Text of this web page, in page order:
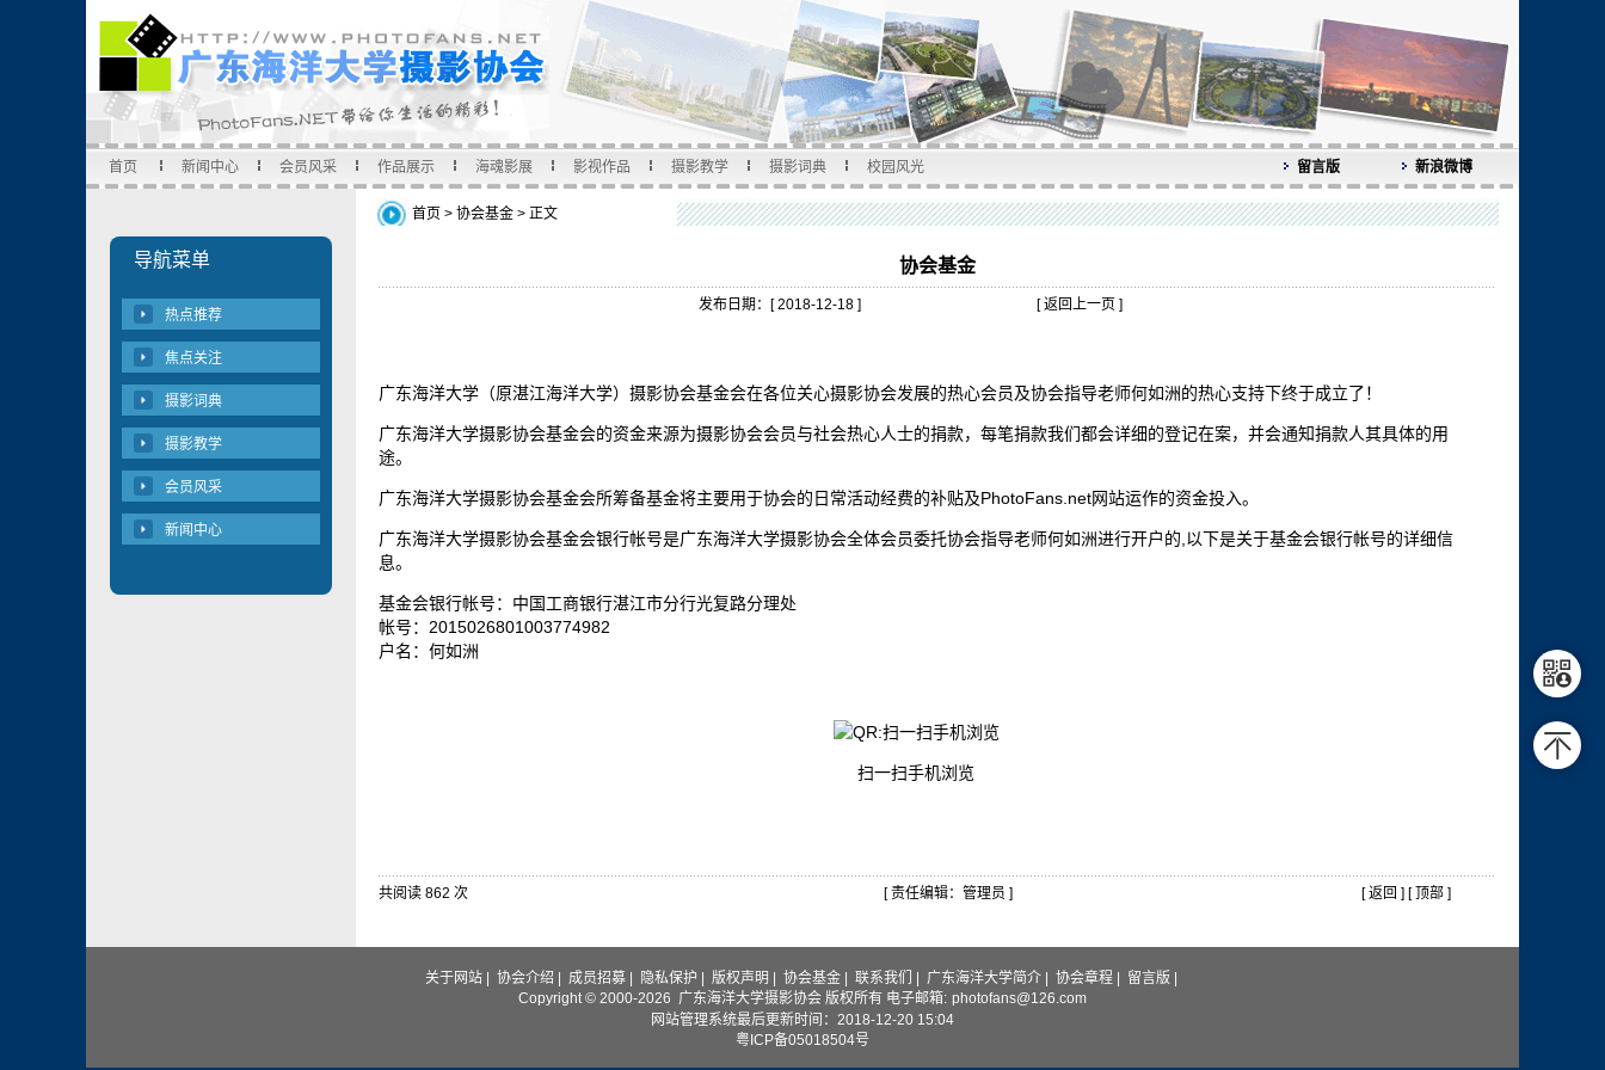
首页 新闻中心 会员风采 作品展示 海魂影展 影视作品 摄影教学 摄影词典 校园风光 留言版 新浪微博
导航菜单
热点推荐
焦点关注
摄影词典
摄影教学
会员风采
新闻中心
首页 > 协会基金 > 正文
协会基金
发布日期：[ 2018-12-18 ] [返回上一页 ]
广东海洋大学（原湛江海洋大学）摄影协会基金会在各位关心摄影协会发展的热心会员及协会指导老师何如洲的热心支持下终于成立了！
广东海洋大学摄影协会基金会的资金来源为摄影协会会员与社会热心人士的捐款，每笔捐款我们都会详细的登记在案，并会通知捐款人其具体的用
途。
广东海洋大学摄影协会基金会所筹备基金将主要用于协会的日常活动经费的补贴及PhotoFans.net网站运作的资金投入。
广东海洋大学摄影协会基金会银行帐号是广东海洋大学摄影协会全体会员委托协会指导老师何如洲进行开户的,以下是关于基金会银行帐号的详细信
息。
基金会银行帐号：中国工商银行湛江市分行光复路分理处
帐号：2015026801003774982
户名：何如洲
扫一扫手机浏览
共阅读 862 次 [ 责任编辑：管理员 ] [返回 ] [ 顶部 ]
关于网站| 协会介绍 成员招募| 隐私保护 版权声明 协会基金| 联系我们 广东海洋大学简介| 协会章程| 留言版
Copyright © 2000-2026 广东海洋大学摄影协会 版权所有 电子邮箱: photofans@126.com
网站管理系统最后更新时间：2018-12-20 15:04
粤ICP备05018504号